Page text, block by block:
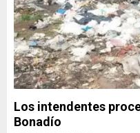
Los intendentes
Bonadío